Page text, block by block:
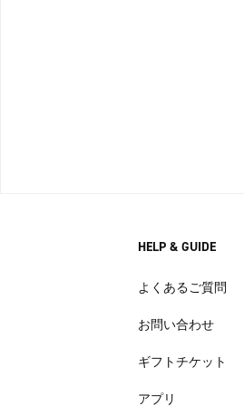
HELP & GUIDE
よくあるご質問
お問い合わせ
ギフトチケット
アプリ